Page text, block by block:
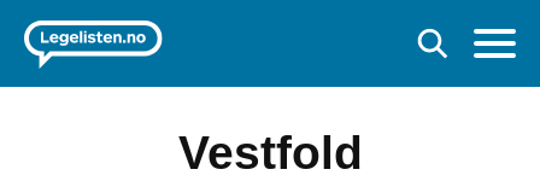
Vestfold